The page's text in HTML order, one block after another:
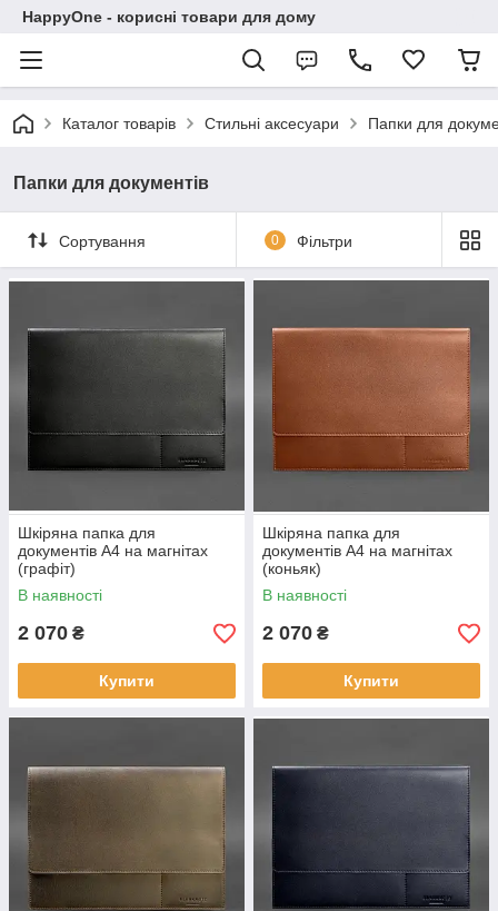
HappyOne - корисні товари для дому
Каталог товарів Стильні аксесуари Папки для
Папки для документів
Сортування 0 Фільтри
Шкіряна папка для
документів А4 на магнітах
(графіт)
В наявності
2 070 ₴
Купити
Шкіряна папка для
документів А4 на магнітах
(коньяк)
В наявності
2 070 ₴
Купити